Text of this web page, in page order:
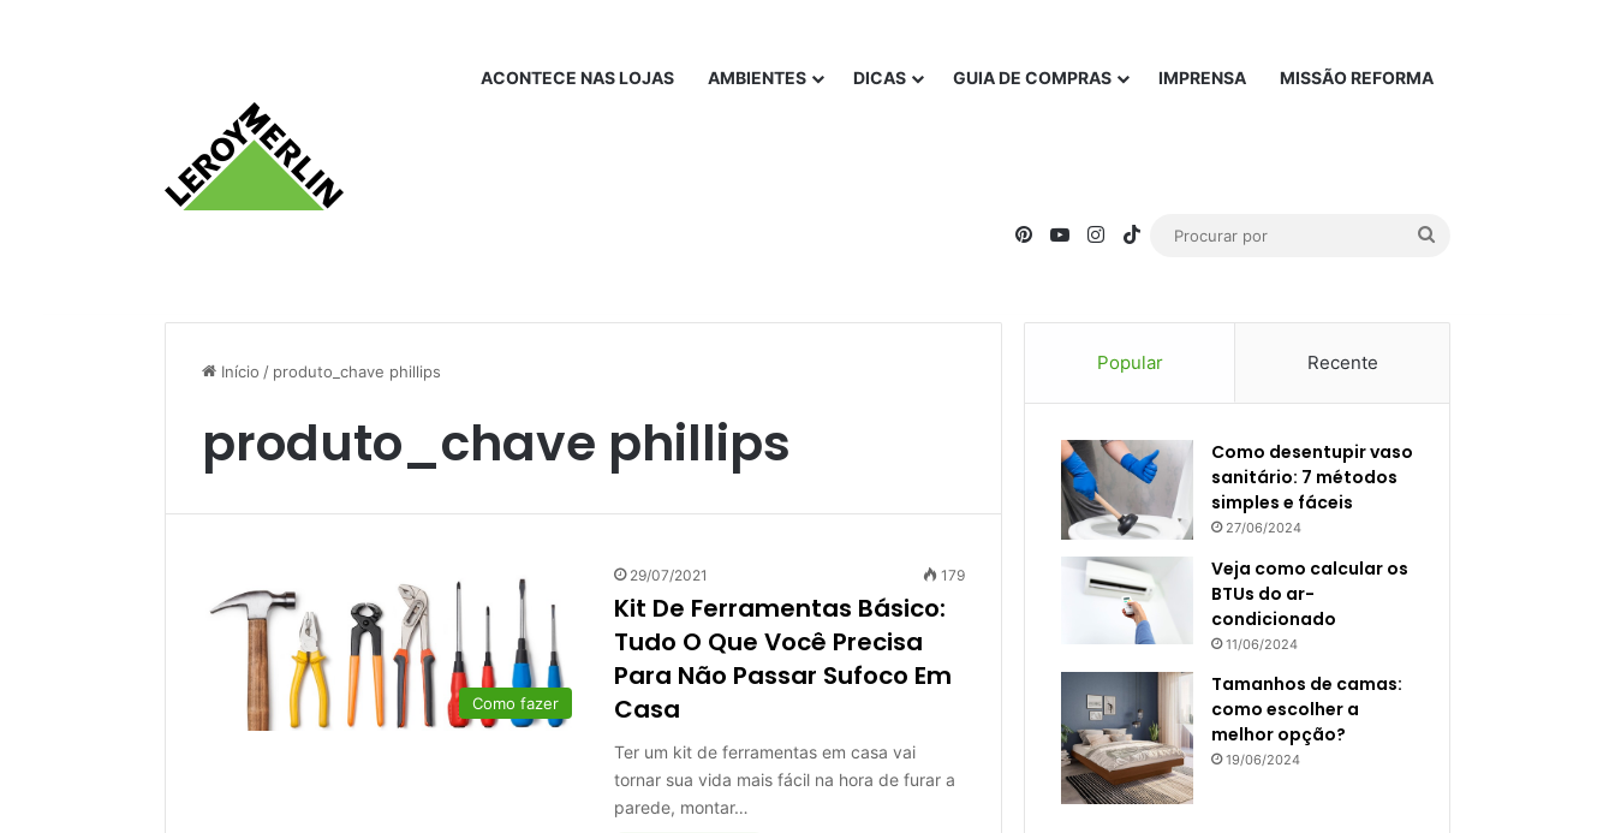
ACONTECE NAS LOJAS AMBIENTES DICAS GUIA DE COMPRAS IMPRENSA MISSÃO REFORMA
PinterestYouTubeInstagram
TikTok
Início / produto_chave phillips
produto_chave phillips
Como fazer
29/07/2021 179
Kit De Ferramentas Básico:
Tudo O Que Você Precisa
Para Não Passar Sufoco Em
Casa
Ter um kit de ferramentas em casa vai
tornar sua vida mais fácil na hora de furar a
parede, montar…
Popular Recente
Como desentupir vaso
sanitário: 7 métodos
simples e fáceis
27/06/2024
Veja como calcular os
BTUs do ar-
condicionado
11/06/2024
Tamanhos de camas:
como escolher a
melhor opção?
19/06/2024